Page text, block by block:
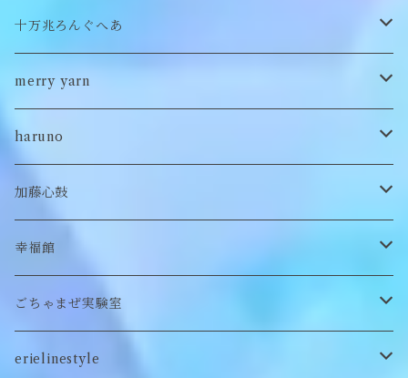
バブーシュカ
ポンチョ
ヘアアクセサリー
雑貨
キッズ
イヤカフ
チョーカー
ヘアバレッタ
付け襟
カードケース
刺繍キャップ
ロンT
Tシャツ
キーホルダー
ぬいぐるみ
クッション
アウター
パンツ
スカート
シューズ/サンダル
セットアップ
刺繍ポーチ
ブローチ
ぬいぐるみ
ぬいぐるみブローチ
ぬいぐるみリング
ぬいぐるみ鏡
ぬいぐるみキーホルダー
ぬいぐるみマフラー
ステッカー
十万兆ろんぐへあ
ブローチ
マフラー
merry yarn
帽子
haruno
ヘアゴム
靴下
キーホルダー
加藤心鼓
ロンT
幸福館
トレーナー
ロンT
ごちゃまぜ実験室
バッグ
erielinestyle